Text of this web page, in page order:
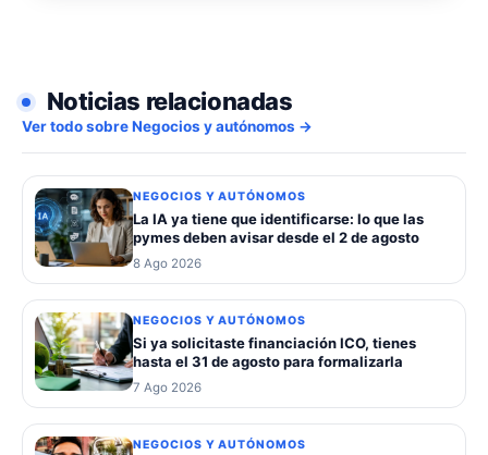
Noticias relacionadas
Ver todo sobre Negocios y autónomos →
NEGOCIOS Y AUTÓNOMOS
La IA ya tiene que identificarse: lo que las
pymes deben avisar desde el 2 de agosto
8 Ago 2026
NEGOCIOS Y AUTÓNOMOS
Si ya solicitaste financiación ICO, tienes
hasta el 31 de agosto para formalizarla
7 Ago 2026
NEGOCIOS Y AUTÓNOMOS